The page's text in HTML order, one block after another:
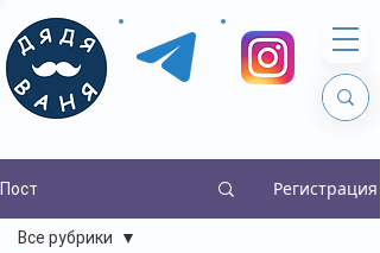
Пост Регистрация
Все рубрики